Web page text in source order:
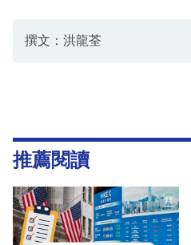
撰文：洪龍荃
推薦閱讀